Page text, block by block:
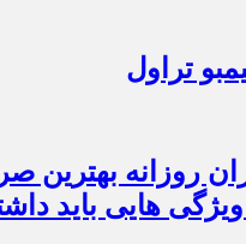
تراول
روزانه بهترین
ویژگی هایی باید